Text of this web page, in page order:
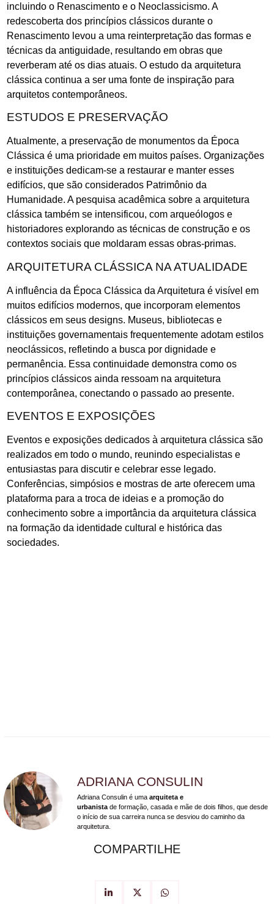
incluindo o Renascimento e o Neoclassicismo. A
redescoberta dos princípios clássicos durante o
Renascimento levou a uma reinterpretação das formas e
técnicas da antiguidade, resultando em obras que
reverberam até os dias atuais. O estudo da arquitetura
clássica continua a ser uma fonte de inspiração para
arquitetos contemporâneos.
ESTUDOS E PRESERVAÇÃO
Atualmente, a preservação de monumentos da Época
Clássica é uma prioridade em muitos países. Organizações
e instituições dedicam-se a restaurar e manter esses
edifícios, que são considerados Patrimônio da
Humanidade. A pesquisa acadêmica sobre a arquitetura
clássica também se intensificou, com arqueólogos e
historiadores explorando as técnicas de construção e os
contextos sociais que moldaram essas obras-primas.
ARQUITETURA CLÁSSICA NA ATUALIDADE
A influência da Época Clássica da Arquitetura é visível em
muitos edifícios modernos, que incorporam elementos
clássicos em seus designs. Museus, bibliotecas e
instituições governamentais frequentemente adotam estilos
neoclássicos, refletindo a busca por dignidade e
permanência. Essa continuidade demonstra como os
princípios clássicos ainda ressoam na arquitetura
contemporânea, conectando o passado ao presente.
EVENTOS E EXPOSIÇÕES
Eventos e exposições dedicados à arquitetura clássica são
realizados em todo o mundo, reunindo especialistas e
entusiastas para discutir e celebrar esse legado.
Conferências, simpósios e mostras de arte oferecem uma
plataforma para a troca de ideias e a promoção do
conhecimento sobre a importância da arquitetura clássica
na formação da identidade cultural e histórica das
sociedades.
ADRIANA CONSULIN
Adriana Consulin é uma arquiteta e
urbanista de formação, casada e mãe de dois filhos, que desde
o início de sua carreira nunca se desviou do caminho da
arquitetura.
COMPARTILHE